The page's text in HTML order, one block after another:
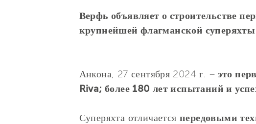
Верфь объявляет о строительстве
крупнейшей флагманской
Анкона, 27 сентября 2024 г. – это
Riva; более 180 лет испытаний и
Суперяхта отличается передовыми